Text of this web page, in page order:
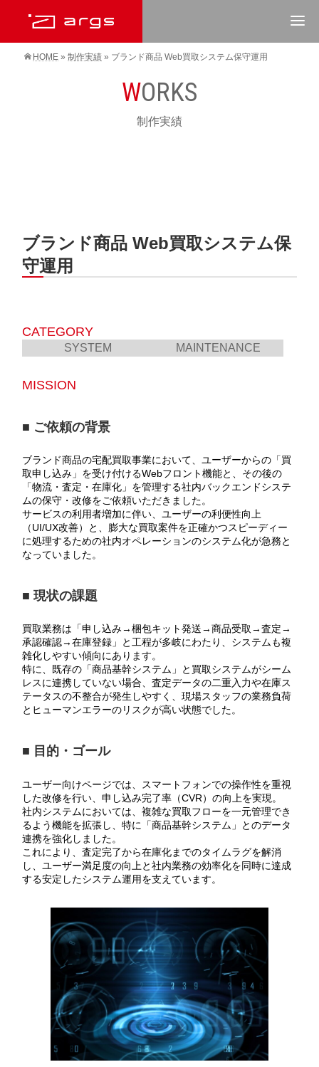
HOME » 制作実績 » ブランド商品 Web買取システム保守運用
WORKS
制作実績
ブランド商品 Web買取システム保
守運用
CATEGORY
SYSTEM MAINTENANCE
MISSION
■ ご依頼の背景
ブランド商品の宅配買取事業において、ユーザーからの「買
取申し込み」を受け付けるWebフロント機能と、その後の
「物流・査定・在庫化」を管理する社内バックエンドシステ
ムの保守・改修をご依頼いただきました。
サービスの利用者増加に伴い、ユーザーの利便性向上
（UI/UX改善）と、膨大な買取案件を正確かつスピーディー
に処理するための社内オペレーションのシステム化が急務と
なっていました。
■ 現状の課題
買取業務は「申し込み→梱包キット発送→商品受取→査定→
承認確認→在庫登録」と工程が多岐にわたり、システムも複
雑化しやすい傾向にあります。
特に、既存の「商品基幹システム」と買取システムがシーム
レスに連携していない場合、査定データの二重入力や在庫ス
テータスの不整合が発生しやすく、現場スタッフの業務負荷
とヒューマンエラーのリスクが高い状態でした。
■ 目的・ゴール
ユーザー向けページでは、スマートフォンでの操作性を重視
した改修を行い、申し込み完了率（CVR）の向上を実現。
社内システムにおいては、複雑な買取フローを一元管理でき
るよう機能を拡張し、特に「商品基幹システム」とのデータ
連携を強化しました。
これにより、査定完了から在庫化までのタイムラグを解消
し、ユーザー満足度の向上と社内業務の効率化を同時に達成
する安定したシステム運用を支えています。